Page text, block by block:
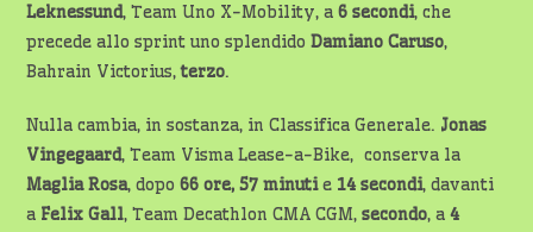
Leknessund, Team Uno X-Mobility, a6 secondi, che
precede allo sprint uno splendidoDamiano Caruso,
Bahrain Victorius,terzo.
Nulla cambia, in sostanza, in Classifica Generale. Jonas
Vingegaard, Team Visma Lease-a-Bike, conserva la
Maglia Rosa, dopo66 ore, 57 minutie 14 secondi, davanti
a Felix Gall, Team Decathlon CMA CGM,secondo, a4